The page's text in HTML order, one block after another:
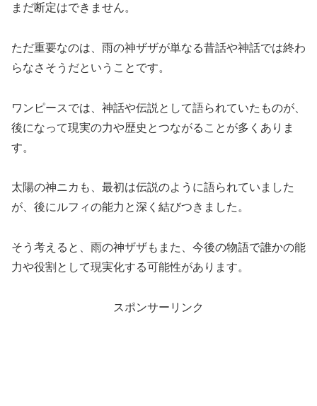
まだ断定はできません。
ただ重要なのは、雨の神ザザが単なる昔話や神話では終わ
らなさそうだということです。
ワンピースでは、神話や伝説として語られていたものが、
後になって現実の力や歴史とつながることが多くありま
す。
太陽の神ニカも、最初は伝説のように語られていました
が、後にルフィの能力と深く結びつきました。
そう考えると、雨の神ザザもまた、今後の物語で誰かの能
力や役割として現実化する可能性があります。
スポンサーリンク